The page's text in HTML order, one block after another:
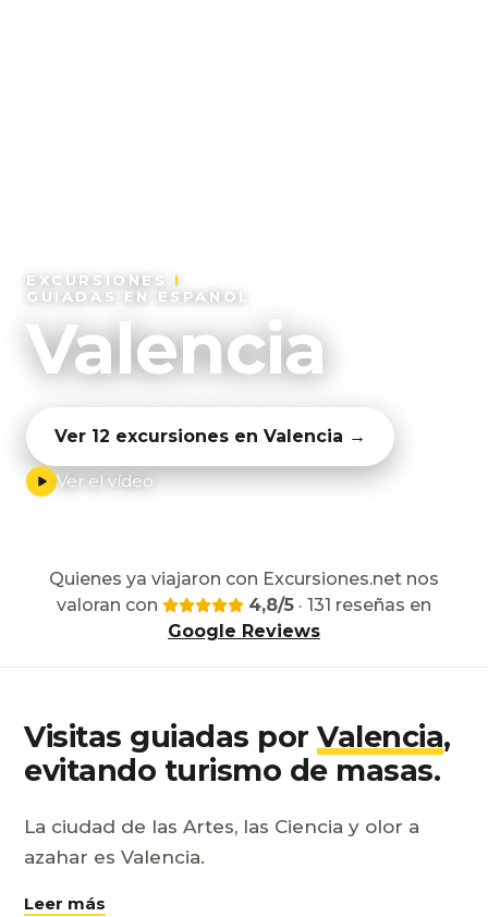
EXCURSIONES INOLVI
GUIADAS EN ESPAÑOL
Valencia
Ver 12 excursiones en Valencia →
Ver el vídeo
Quienes ya viajaron con Excursiones.net nos
valoran con
4,8/5 · 131 reseñas en
Google Reviews
Visitas guiadas por Valencia,
evitando turismo de masas.
La ciudad de las Artes, las Ciencia y olor a
azahar es Valencia.